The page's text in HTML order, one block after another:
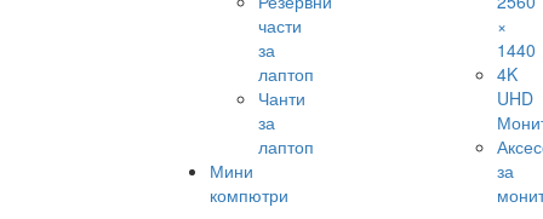
части
за
лаптоп
Чанти
за
лаптоп
Мини
компютри
×
1440
4K
UHD
за